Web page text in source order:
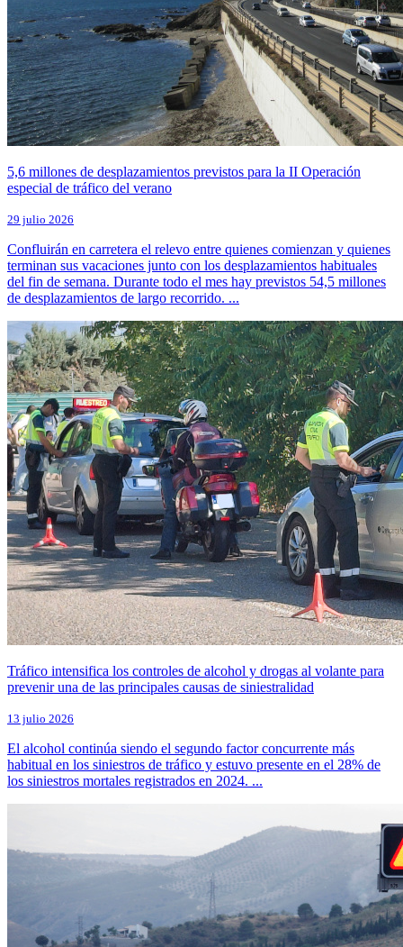
5,6 millones de desplazamientos previstos para la II Operación
especial de tráfico del verano
29 julio 2026
Confluirán en carretera el relevo entre quienes comienzan y quienes
terminan sus vacaciones junto con los desplazamientos habituales
del fin de semana. Durante todo el mes hay previstos 54,5 millones
de desplazamientos de largo recorrido. ...
Tráfico intensifica los controles de alcohol y drogas al volante para
prevenir una de las principales causas de siniestralidad
13 julio 2026
El alcohol continúa siendo el segundo factor concurrente más
habitual en los siniestros de tráfico y estuvo presente en el 28% de
los siniestros mortales registrados en 2024. ...